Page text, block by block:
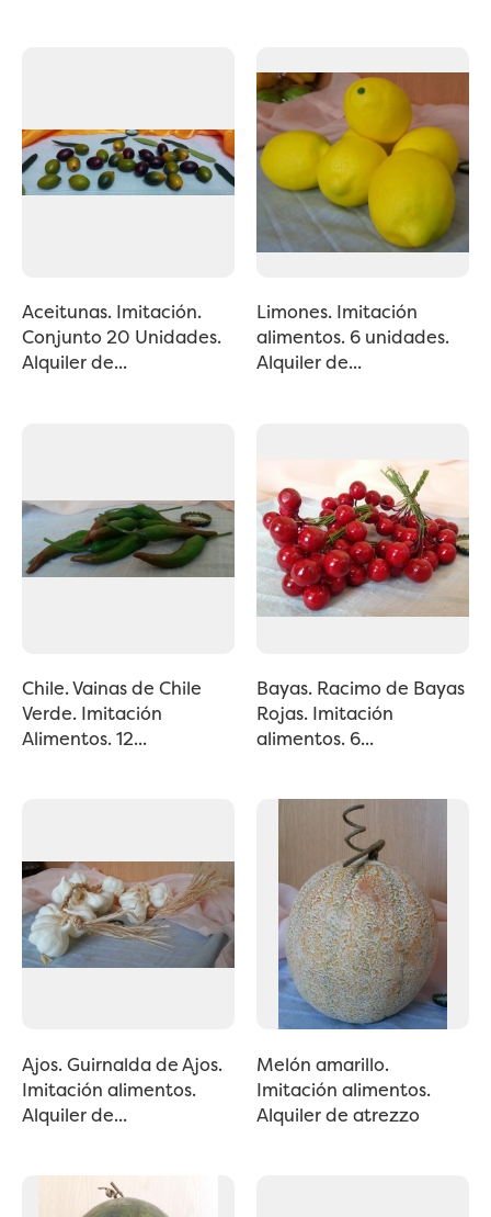
Aceitunas. Imitación.
Conjunto 20 Unidades.
Alquiler de...
Limones. Imitación
alimentos. 6 unidades.
Alquiler de...
Chile. Vainas de Chile
Verde. Imitación
Alimentos. 12...
Bayas. Racimo de Bayas
Rojas. Imitación
alimentos. 6...
Ajos. Guirnalda de Ajos.
Imitación alimentos.
Alquiler de...
Melón amarillo.
Imitación alimentos.
Alquiler de atrezzo